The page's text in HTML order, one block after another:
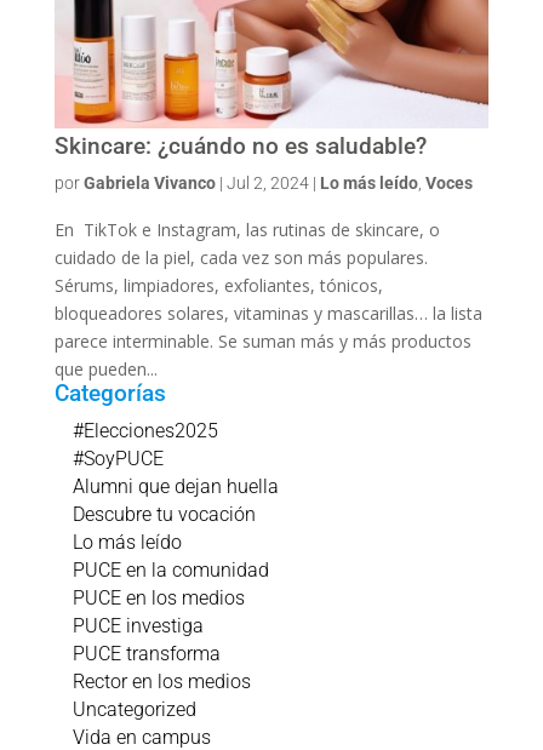
Skincare: ¿cuándo no es saludable?
porGabriela Vivanco| Jul 2, 2024| Lo más leído, Voces
En TikTok e Instagram, las rutinas de skincare, o
cuidado de la piel, cada vez son más populares.
Sérums, limpiadores, exfoliantes, tónicos,
bloqueadores solares, vitaminas y mascarillas… la lista
parece interminable. Se suman más y más productos
que pueden...
Categorías
#Elecciones2025
#SoyPUCE
Alumni que dejan huella
Descubre tu vocación
Lo más leído
PUCE en la comunidad
PUCE en los medios
PUCE investiga
PUCE transforma
Rector en los medios
Uncategorized
Vida en campus